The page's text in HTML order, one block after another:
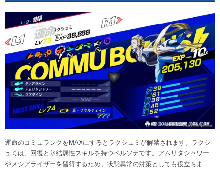
運命のコミュランクをMAXにするとラクシュミが解禁されます。ラクシ
ュミは、回復と氷結属性スキルを持つペルソナです。アムリタシャワー
やメシアライザーを習得するため、状態異常の対策としても役立ちま